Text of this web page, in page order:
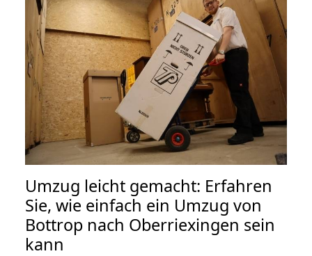
Umzug leicht gemacht: Erfahren
Sie, wie einfach ein Umzug von
Bottrop nach Oberriexingen sein
kann